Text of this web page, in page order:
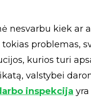
nesvarbu kiek ar
problemas,
kurios turi
valstybei
inspekcija